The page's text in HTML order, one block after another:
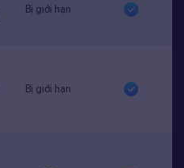
Bị giới hạn
Bị giới hạn